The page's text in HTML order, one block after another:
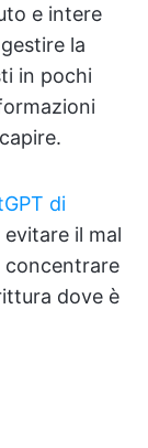
e intere
la
in pochi
di
evitare il mal
concentrare
dove è